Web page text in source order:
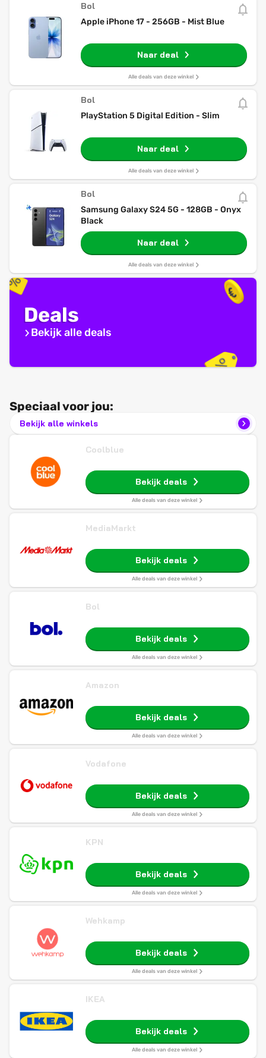
Bol
Apple iPhone 17 - 256GB - Mist Blue
Naar deal
Alle deals van deze winkel
Bol
PlayStation 5 Digital Edition - Slim
Naar deal
Alle deals van deze winkel
Bol
Samsung Galaxy S24 5G - 128GB - Onyx
Black
Naar deal
Alle deals van deze winkel
Deals
Bekijk alle deals
Speciaal voor jou:
Bekijk alle winkels
Coolblue
Bekijk deals
Alle deals van deze winkel
MediaMarkt
Bekijk deals
Alle deals van deze winkel
Bol
Bekijk deals
Alle deals van deze winkel
Amazon
Bekijk deals
Alle deals van deze winkel
Vodafone
Bekijk deals
Alle deals van deze winkel
KPN
Bekijk deals
Alle deals van deze winkel
Wehkamp
Bekijk deals
Alle deals van deze winkel
IKEA
Bekijk deals
Alle deals van deze winkel